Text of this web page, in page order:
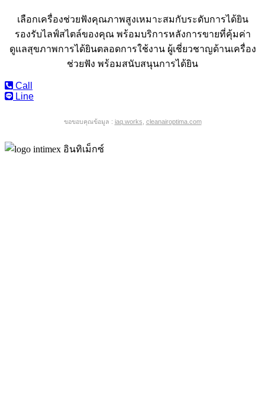
เลือกเครื่องช่วยฟังคุณภาพสูงเหมาะสมกับระดับการได้ยิน
รองรับไลฟ์สไตล์ของคุณ พร้อมบริการหลังการขายที่คุ้มค่า
ดูแลสุขภาพการได้ยินตลอดการใช้งาน ผู้เชี่ยวชาญด้านเครื่อง
ช่วยฟัง พร้อมสนับสนุนการได้ยิน
Call
Line
ขอขอบคุณข้อมูล : iaq.works cleanairoptima.com